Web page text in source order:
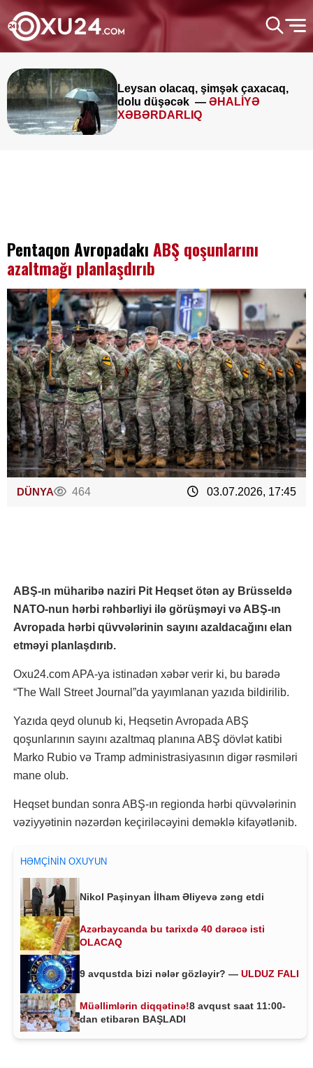
Leysan olacaq, şimşək çaxacaq,
dolu düşəcək — ƏHALİYƏ
XƏBƏRDARLIQ
Pentaqon Avropadakı ABŞ qoşunlarını
azaltmağı planlaşdırıb
DÜNYA 464 03.07.2026, 17:45
ABŞ-ın müharibə naziri Pit Heqset ötən ay Brüsseldə
NATO-nun hərbi rəhbərliyi ilə görüşməyi və ABŞ-ın
Avropada hərbi qüvvələrinin sayını azaldacağını elan
etməyi planlaşdırıb.
Oxu24.com APA-ya istinadən xəbər verir ki, bu barədə
“The Wall Street Journal”da yayımlanan yazıda bildirilib.
Yazıda qeyd olunub ki, Heqsetin Avropada ABŞ
qoşunlarının sayını azaltmaq planına ABŞ dövlət katibi
Marko Rubio və Tramp administrasiyasının digər rəsmiləri
mane olub.
Heqset bundan sonra ABŞ-ın regionda hərbi qüvvələrinin
vəziyyətinin nəzərdən keçiriləcəyini deməklə kifayətlənib.
HƏMÇININ OXUYUN
Nikol Paşinyan İlham Əliyevə zəng etdi
Azərbaycanda bu tarixdə 40 dərəcə isti
OLACAQ
9 avqustda bizi nələr gözləyir? — ULDUZ FALI
Müəllimlərin diqqətinə!8 avqust saat 11:00-
dan etibarən BAŞLADI